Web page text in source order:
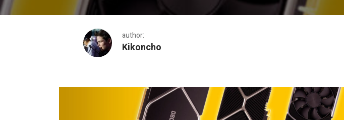
author:
Kikoncho
NVIDIA GeForce RTX 3090 Ti ще излезе на